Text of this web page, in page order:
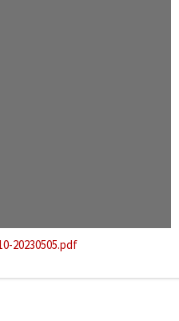
20230505.pdf